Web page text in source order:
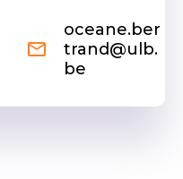
oceane.ber
trand@ulb.
be